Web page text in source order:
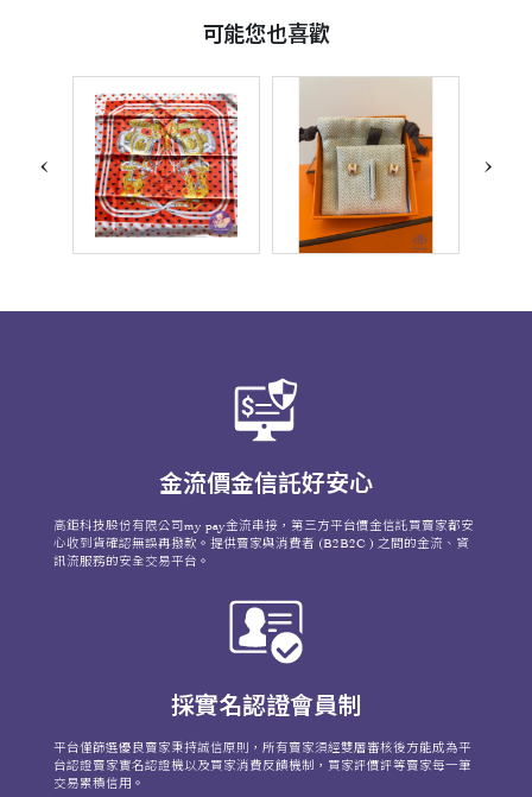
可能您也喜歡
‹ ›
金流價金信託好安心
高鉅科技股份有限公司my pay金流串接，第三方平台價金信託買賣家都安
心收到貨確認無誤再撥款。提供賣家與消費者 (B2B2C ) 之間的金流、資
訊流服務的安全交易平台。
採實名認證會員制
平台僅篩選優良賣家秉持誠信原則，所有賣家須經雙層審核後方能成為平
台認證賣家實名認證機以及買家消費反饋機制，買家評價評等賣家每一筆
交易累積信用。